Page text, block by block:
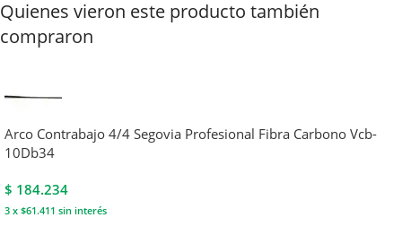
Quienes vieron este producto también
compraron
Arco Contrabajo 4/4 Segovia Profesional Fibra Carbono Vcb-
10Db34
$ 184.234
3 x $61.411 sin interés